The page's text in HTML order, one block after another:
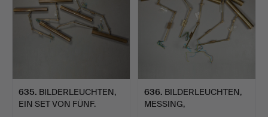
635. BILDERLEUCHTEN,
EIN SET VON FÜNF.
636. BILDERLEUCHTEN,
MESSING,